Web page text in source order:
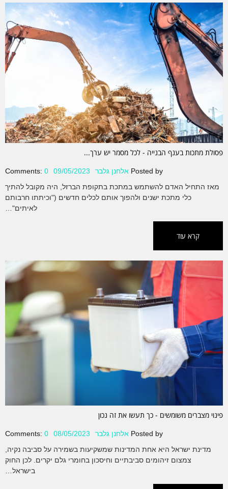
פסולת מתכות בענף הבנייה - לכל מסמר יש ערך...
Posted by אלחנן גלבר 09/05/2023
Comments: 0
מאז התחיל האדם להשתמש במתכת בתקופת הברזל, היה מקובל להתיך
כלי מתכת ישנים ולהפוך אותם לכלים חדשים ("וכיתתו חרבותם
לאיתים"…
קרא עוד
פינוי מצברים משומשים - כך תעשו את זה נכון
Posted by אלחנן גלבר 08/05/2023
Comments: 0
מדינת ישראל היא אחת המדינות שמשקיעות בשמירה על סביבה נקיה,
צמצום זיהומים סביבתיים וחיסכון בחומרי גלם יקרים. לכן החוק
בישראל…